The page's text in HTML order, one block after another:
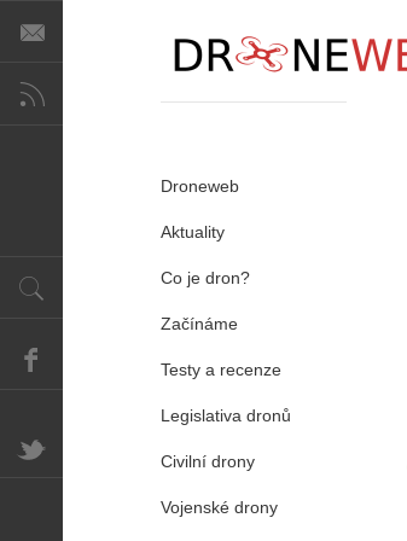
Droneweb
Aktuality
Co je dron?
Začínáme
Testy a recenze
Legislativa dronů
Civilní drony
Vojenské drony